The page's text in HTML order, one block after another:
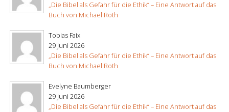
„Die Bibel als Gefahr für die Ethik“ – Eine Antwort auf das
Buch von Michael Roth
Tobias Faix
29 Juni 2026
„Die Bibel als Gefahr für die Ethik“ – Eine Antwort auf das
Buch von Michael Roth
Evelyne Baumberger
29 Juni 2026
„Die Bibel als Gefahr für die Ethik“ – Eine Antwort auf das